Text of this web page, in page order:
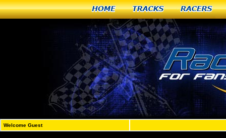
Home Tracks Racers
Welcome Guest